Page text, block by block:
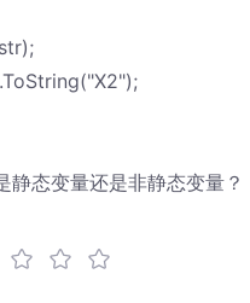
态变量还是非静态变量？